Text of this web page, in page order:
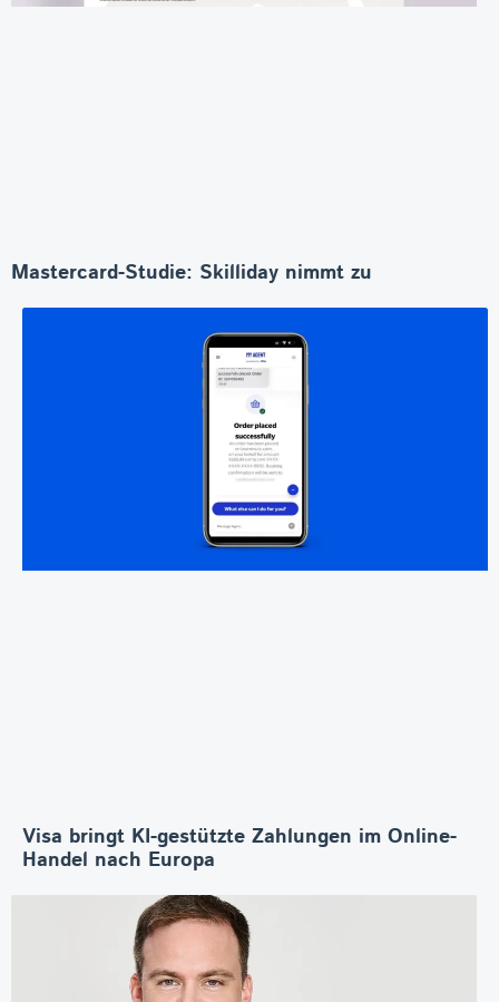
Mastercard-Studie: Skilliday nimmt zu
Visa bringt KI-gestützte Zahlungen im Online-
Handel nach Europa